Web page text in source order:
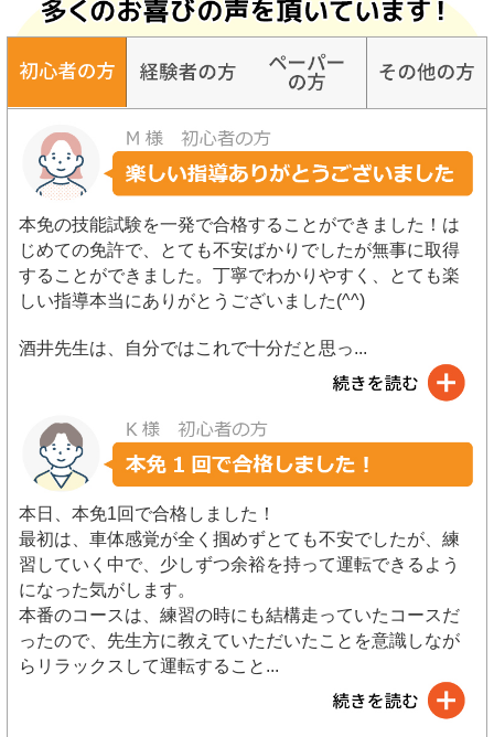
本免の技能試験を一発で合格することができました！は
じめての免許で、とても不安ばかりでしたが無事に取得
することができました。丁寧でわかりやすく、とても楽
しい指導本当にありがとうございました(^^)
酒井先生は、自分ではこれで十分だと思っ...
本日、本免1回で合格しました！
最初は、車体感覚が全く掴めずとても不安でしたが、練
習していく中で、少しずつ余裕を持って運転できるよう
になった気がします。
本番のコースは、練習の時にも結構走っていたコースだ
ったので、先生方に教えていただいたことを意識しなが
らリラックスして運転すること ...